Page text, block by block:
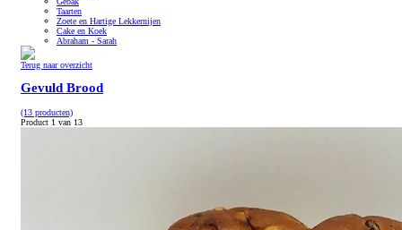
Taarten
Zoete en Hartige Lekkernijen
Cake en Koek
Abraham - Sarah
Terug naar overzicht
Gevuld Brood
(13 producten)
Product 1 van 13